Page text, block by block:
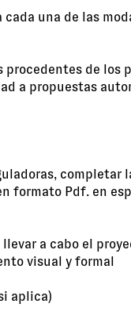
una de las
de
a propuestas
formato Pdf. en
a cabo el
visual y formal
aplica)